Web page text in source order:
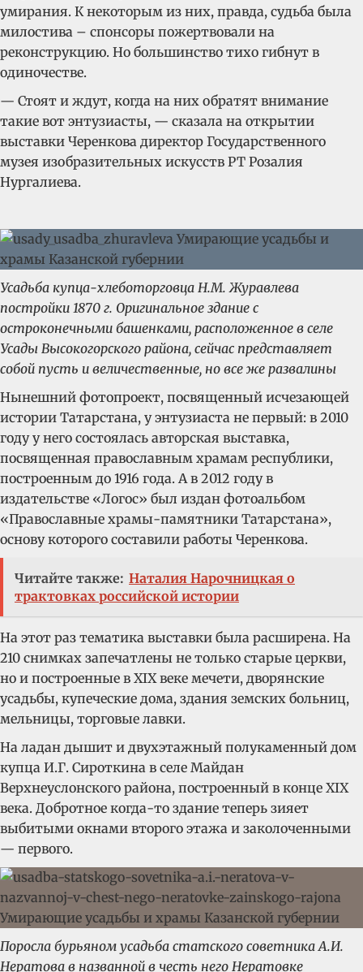
умирания. К некоторым из них, правда, судьба была
милостива – спонсоры пожертвовали на
реконструкцию. Но большинство тихо гибнут в
одиночестве.
— Стоят и ждут, когда на них обратят внимание
такие вот энтузиасты, — сказала на открытии
выставки Черенкова директор Государственного
музея изобразительных искусств РТ Розалия
Нургалиева.
Усадьба купца-хлеботорговца Н.М. Журавлева
постройки 1870 г. Оригинальное здание с
остроконечными башенками, расположенное в селе
Усады Высокогорского района, сейчас представляет
собой пусть и величественные, но все же развалины
Нынешний фотопроект, посвященный исчезающей
истории Татарстана, у энтузиаста не первый: в 2010
году у него состоялась авторская выставка,
посвященная православным храмам республики,
построенным до 1916 года. А в 2012 году в
издательстве «Логос» был издан фотоальбом
«Православные храмы-памятники Татарстана»,
основу которого составили работы Черенкова.
Читайте также: Наталия Нарочницкая о
трактовках российской истории
На этот раз тематика выставки была расширена. На
210 снимках запечатлены не только старые церкви,
но и построенные в XIX веке мечети, дворянские
усадьбы, купеческие дома, здания земских больниц,
мельницы, торговые лавки.
На ладан дышит и двухэтажный полукаменный дом
купца И.Г. Сироткина в селе Майдан
Верхнеуслонского района, построенный в конце XIX
века. Добротное когда-то здание теперь зияет
выбитыми окнами второго этажа и заколоченными
— первого.
Поросла бурьяном усадьба статского советника А.И.
Нератова в названной в честь него Нератовке